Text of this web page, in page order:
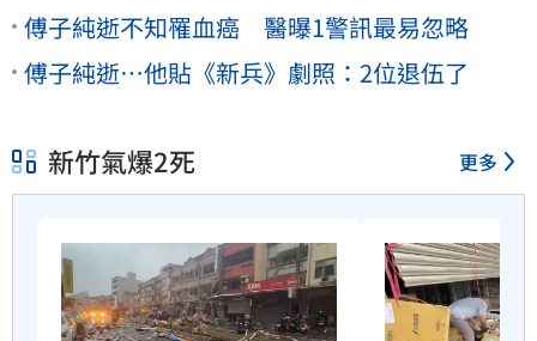
傅子純逝不知罹血癌 醫曝1警訊最易忽略
傅子純逝⋯他貼《新兵》劇照：2位退伍了
新竹氣爆2死 更多